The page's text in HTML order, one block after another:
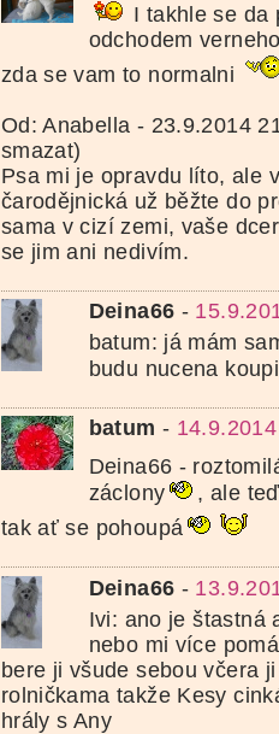
I takhle se da
odchodem
zda se vam to normalni
Od: Anabella - 23.9.2014
smazat)
Psa mi je opravdu líto, ale
čarodějnická už běžte do
sama v cizí zemi, vaše
se jim ani nedivím.
Deina66 -
batum: já mám
budu nucena
batum -
Deina66 -
záclony
, ale
tak ať se pohoupá
Deina66 -
Ivi: ano je štastná
nebo mi více
bere ji všude sebou včera
rolničkama takže Kesy
hrály s Any